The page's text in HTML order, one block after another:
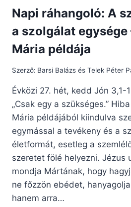
Napi ráhangoló: A
a szolgálat egysége
Mária példája
Szerző: Barsi Balázs és Telek Péter
Évközi 27. hét, kedd Jón 3,1-
„Csak egy a szükséges.”
Mária példájából kiindulva
egymással a tevékeny és a
életformát, esetleg a
szeretet fölé helyezni. Jézus
mondja Mártának, hogy
ne főzzön ebédet,
hanem arra…